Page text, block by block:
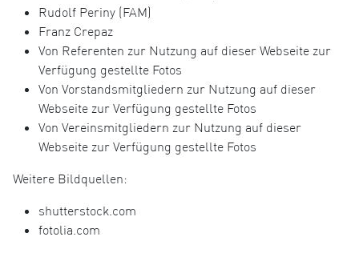
Rudolf Periny (FAM)
Franz Crepaz
Von Referenten zur Nutzung auf dieser Webseite zur
Verfügung gestellte Fotos
Von Vorstandsmitgliedern zur Nutzung auf dieser
Webseite zur Verfügung gestellte Fotos
Von Vereinsmitgliedern zur Nutzung auf dieser
Webseite zur Verfügung gestellte Fotos
Weitere Bildquellen:
shutterstock.com
fotolia.com